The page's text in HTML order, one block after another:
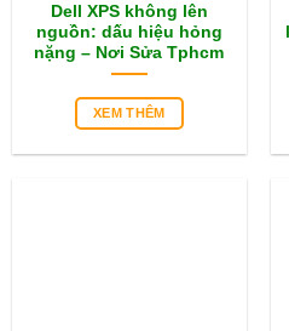
Dell XPS không lên
nguồn: dấu hiệu hỏng
nặng – Nơi Sửa Tphcm
XEM THÊM